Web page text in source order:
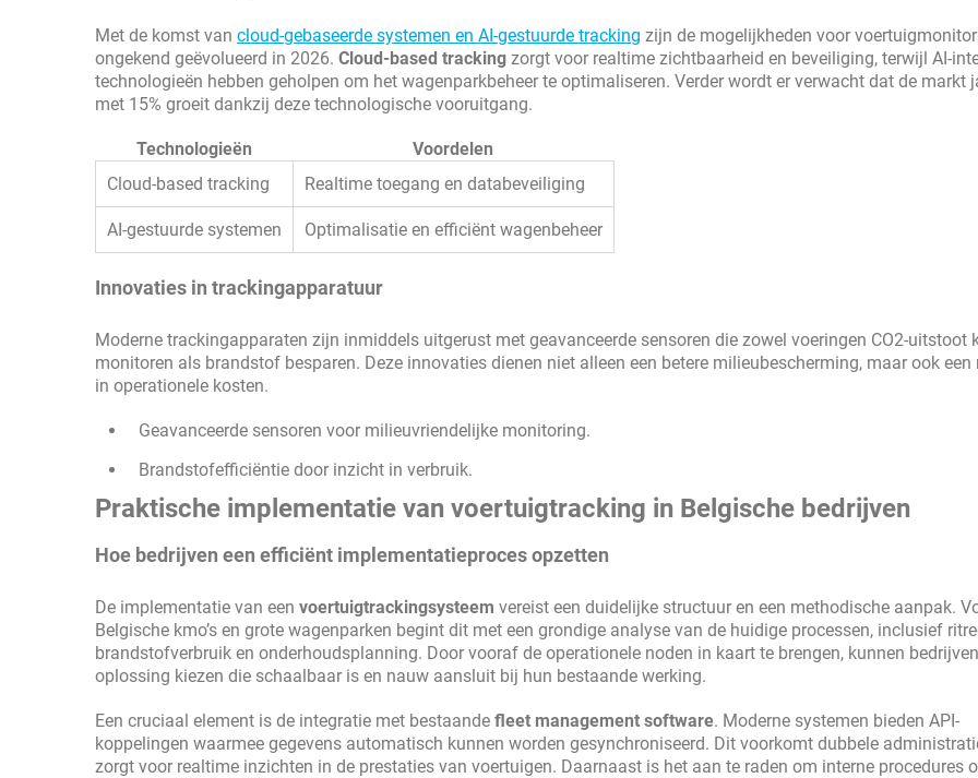
Met de komst van cloud-gebaseerde systemen en AI-gestuurde tracking zijn de mogelijkheden voor
ongekend geëvolueerd in 2026. Cloud-based tracking zorgt voor realtime zichtbaarheid en beveiliging, terwijl AI-
technologieën hebben geholpen om het wagenparkbeheer te optimaliseren. Verder wordt er verwacht dat de markt
met 15% groeit dankzij deze technologische vooruitgang.
Technologieën
Voordelen
Cloud-based tracking
Realtime toegang en databeveiliging
AI-gestuurde systemen Optimalisatie en efficiënt wagenbeheer
Innovaties in trackingapparatuur
Moderne trackingapparaten zijn inmiddels uitgerust met geavanceerde sensoren die zowel voeringen CO2-uitstoot
monitoren als brandstof besparen. Deze innovaties dienen niet alleen een betere milieubescherming, maar ook een
in operationele kosten.
Geavanceerde sensoren voor milieuvriendelijke monitoring.
Brandstofefficiëntie door inzicht in verbruik.
Praktische implementatie van voertuigtracking in Belgische bedrijven
Hoe bedrijven een efficiënt implementatieproces opzetten
De implementatie van een voertuigtrackingsysteem vereist een duidelijke structuur en een methodische aanpak.
Belgische kmo’s en grote wagenparken begint dit met een grondige analyse van de huidige processen, inclusief
brandstofverbruik en onderhoudsplanning. Door vooraf de operationele noden in kaart te brengen, kunnen
oplossing kiezen die schaalbaar is en nauw aansluit bij hun bestaande werking.
Een cruciaal element is de integratie met bestaande fleet management software. Moderne systemen bieden API-
koppelingen waarmee gegevens automatisch kunnen worden gesynchroniseerd. Dit voorkomt dubbele
zorgt voor realtime inzichten in de prestaties van voertuigen. Daarnaast is het aan te raden om interne procedures